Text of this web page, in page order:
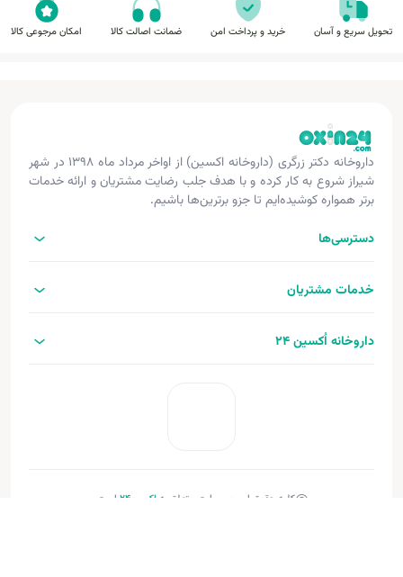
تحویل سریع و آسان خرید و پرداخت امن ضمانت اصالت کالا امکان مرجوعی کالا
داروخانه دکتر زرگری (داروخانه اکسین) از اواخر مرداد ماه ۱۳۹۸ در شهر
شیراز شروع به کار کرده و با هدف جلب رضایت مشتریان و ارائه خدمات
برتر همواره کوشیده‌ایم تا جزو برترین‌ها باشیم.
دسترسی‌ها
خدمات مشتریان
داروخانه اُکسین 24
کلیه حقوق این وب‌سایت متعلق به اکسین‌24
است.